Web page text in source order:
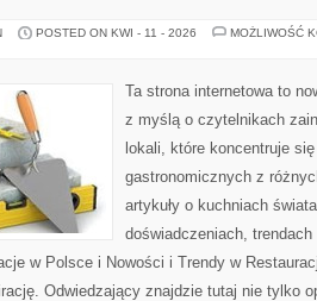
POSTED ON KWI - 11 - 2026
MOŻLIWOŚĆ
Ta strona internetowa to
z myślą o czytelnikach
lokali, które koncentruje
gastronomicznych z
artykuły o kuchniach
doświadczeniach,
w Polsce i Nowości i Trendy w
Odwiedzający znajdzie tutaj nie tylko